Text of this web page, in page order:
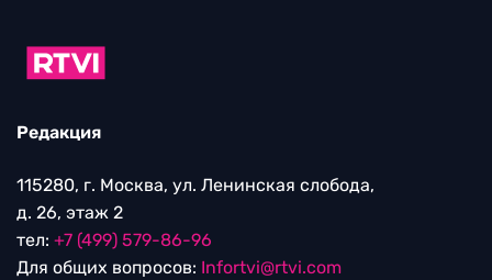
Редакция
115280, г. Москва, ул. Ленинская слобода,
д. 26, этаж 2
тел: +7 (499) 579-86-96
Для общих вопросов: Infortvi@rtvi.com